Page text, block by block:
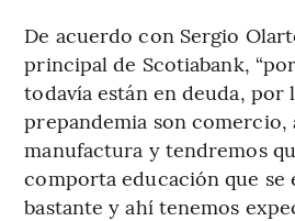
De acuerdo con Sergio
principal de Scotiabank,
todavía están en deuda, por
prepandemia son comercio,
manufactura y tendremos
comporta educación que se
bastante y ahí tenemos